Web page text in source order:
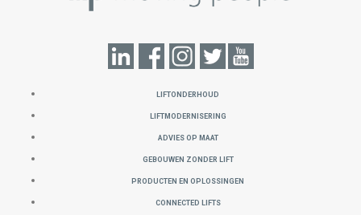
LIFTONDERHOUD
LIFTMODERNISERING
ADVIES OP MAAT
GEBOUWEN ZONDER LIFT
PRODUCTEN EN OPLOSSINGEN
CONNECTED LIFTS